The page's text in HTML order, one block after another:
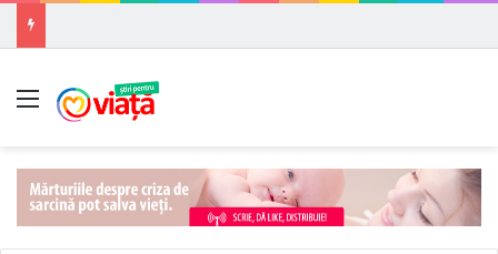
Meniu